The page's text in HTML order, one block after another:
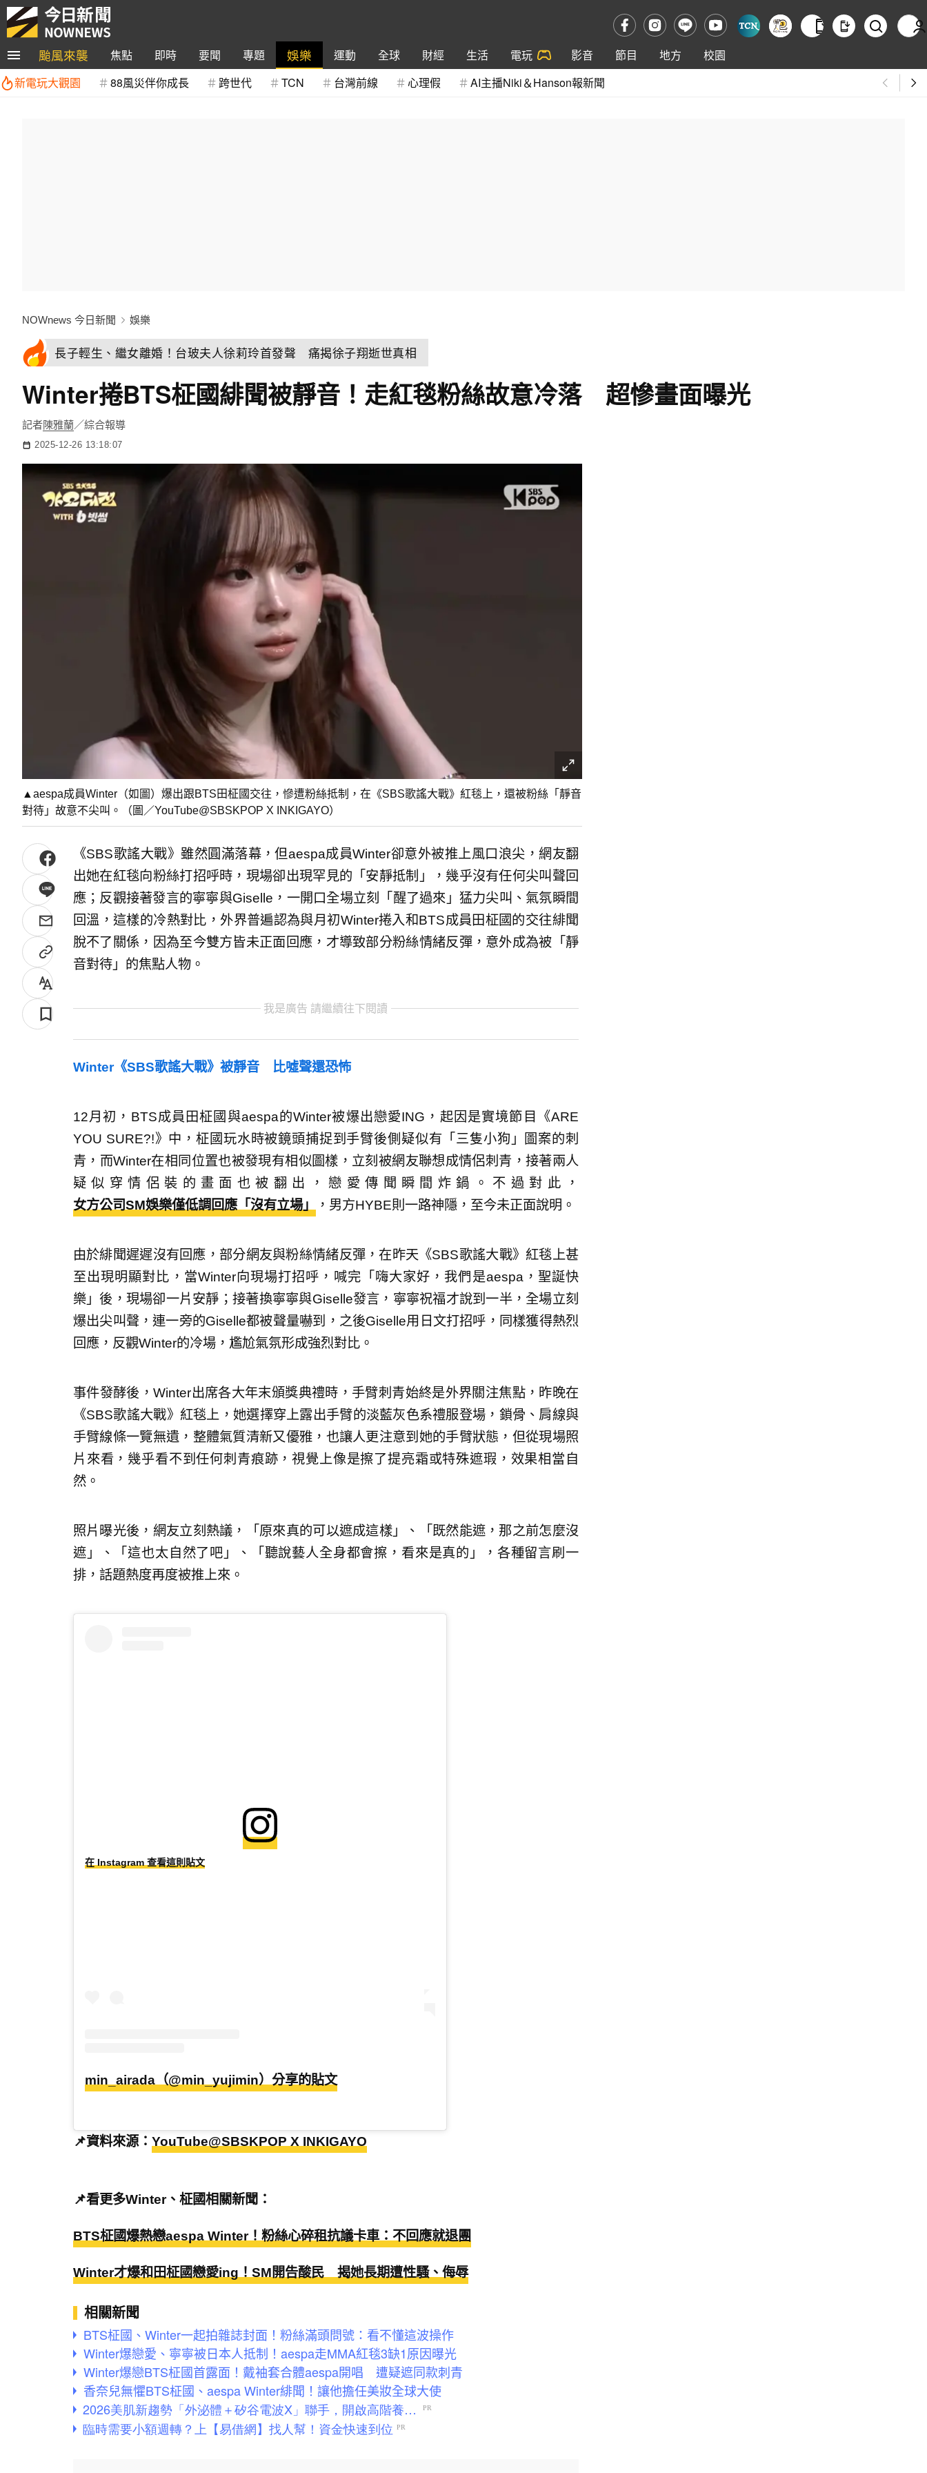
颱風來襲 焦點 即時 要聞 專題 娛樂 運動 全球 財經 生活 電玩 影音 節目 地方
校園
新電玩大觀園
88風災伴你成長 跨世代 TCN 台灣前線 心理假 AI主播Niki＆Hanson報新聞
NOWnews 今日新聞 娛樂
長子輕生、繼女離婚！台玻夫人徐莉玲首發聲 痛揭徐子翔逝世真相
Winter捲BTS柾國緋聞被靜音！走紅毯粉絲故意冷落 超慘畫面曝光
記者陳雅蘭／綜合報導
2025-12-26 13:18:07
▲aespa成員Winter（如圖）爆出跟BTS田柾國交往，慘遭粉絲抵制，在《SBS歌謠大戰》紅毯上，還被粉絲「靜音
對待」故意不尖叫。（圖／YouTube@SBSKPOP X INKIGAYO）
《SBS歌謠大戰》雖然圓滿落幕，但aespa成員Winter卻意外被推上風口浪尖，網友翻
出她在紅毯向粉絲打招呼時，現場卻出現罕見的「安靜抵制」，幾乎沒有任何尖叫聲回
應；反觀接著發言的寧寧與Giselle，一開口全場立刻「醒了過來」猛力尖叫、氣氛瞬間
回溫，這樣的冷熱對比，外界普遍認為與月初Winter捲入和BTS成員田柾國的交往緋聞
脫不了關係，因為至今雙方皆未正面回應，才導致部分粉絲情緒反彈，意外成為被「靜
音對待」的焦點人物。
我是廣告 請繼續往下閱讀
Winter《SBS歌謠大戰》被靜音 比噓聲還恐怖
12月初，BTS成員田柾國與aespa的Winter被爆出戀愛ING，起因是實境節目《ARE
YOU SURE?!》中，柾國玩水時被鏡頭捕捉到手臂後側疑似有「三隻小狗」圖案的刺
青，而Winter在相同位置也被發現有相似圖樣，立刻被網友聯想成情侶刺青，接著兩人
疑似穿情侶裝的畫面也被翻出，戀愛傳聞瞬間炸鍋。不過對此，
女方公司SM娛樂僅低調回應「沒有立場」
，男方HYBE則一路神隱，至今未正面說明。
由於緋聞遲遲沒有回應，部分網友與粉絲情緒反彈，在昨天《SBS歌謠大戰》紅毯上甚
至出現明顯對比，當Winter向現場打招呼，喊完「嗨大家好，我們是aespa，聖誕快
樂」後，現場卻一片安靜；接著換寧寧與Giselle發言，寧寧祝福才說到一半，全場立刻
爆出尖叫聲，連一旁的Giselle都被聲量嚇到，之後Giselle用日文打招呼，同樣獲得熱烈
回應，反觀Winter的冷場，尷尬氣氛形成強烈對比。
事件發酵後，Winter出席各大年末頒獎典禮時，手臂刺青始終是外界關注焦點，昨晚在
《SBS歌謠大戰》紅毯上，她選擇穿上露出手臂的淡藍灰色系禮服登場，鎖骨、肩線與
手臂線條一覽無遺，整體氣質清新又優雅，也讓人更注意到她的手臂狀態，但從現場照
片來看，幾乎看不到任何刺青痕跡，視覺上像是擦了提亮霜或特殊遮瑕，效果相當自
然。
照片曝光後，網友立刻熱議，「原來真的可以遮成這樣」、「既然能遮，那之前怎麼沒
遮」、「這也太自然了吧」、「聽說藝人全身都會擦，看來是真的」，各種留言刷一
排，話題熱度再度被推上來。
在 Instagram 查看這則貼文
min_airada（@min_yujimin）分享的貼文
📌資料來源： YouTube@SBSKPOP X INKIGAYO
📌看更多Winter、柾國相關新聞：
BTS柾國爆熱戀aespa Winter！粉絲心碎租抗議卡車：不回應就退團
Winter才爆和田柾國戀愛ing！SM開告酸民 揭她長期遭性騷、侮辱
相關新聞
BTS柾國、Winter一起拍雜誌封面！粉絲滿頭問號：看不懂這波操作
Winter爆戀愛、寧寧被日本人抵制！aespa走MMA紅毯3缺1原因曝光
Winter爆戀BTS柾國首露面！戴袖套合體aespa開唱 遭疑遮同款刺青
香奈兒無懼BTS柾國、aespa Winter緋聞！讓他擔任美妝全球大使